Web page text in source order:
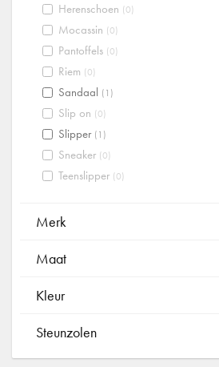
Herenschoen (0)
Mocassin (0)
Pantoffels (0)
Riem (0)
Sandaal (1)
Slip on (0)
Slipper (1)
Sneaker (0)
Teenslipper (0)
Merk
Maat
Kleur
Steunzolen